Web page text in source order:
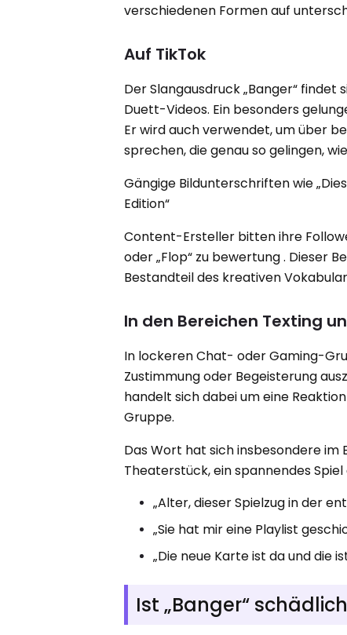
verschiedenen Formen auf
Auf TikTok
Der Slangausdruck „Banger“
Duett-Videos. Ein besonders
Er wird auch verwendet, um über
sprechen, die genau so gelingen,
Gängige Bildunterschriften wie
Edition“
Content-Ersteller bitten ihre
oder „Flop“ zu bewertung . Dieser
Bestandteil des kreativen
In den Bereichen Texting
In lockeren Chat- oder Gaming-
Zustimmung oder Begeisterung
handelt sich dabei um eine
Gruppe.
Das Wort hat sich insbesondere im
Theaterstück, ein spannendes
„Alter, dieser Spielzug in der
„Sie hat mir eine Playlist
„Die neue Karte ist da und die
Ist „Banger“